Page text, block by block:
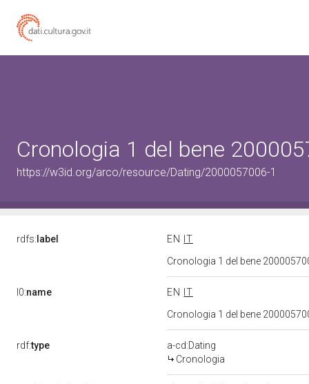
Cronologia 1 del bene
https://w3id.org/arco/resource/Dating/2000057006-1
rdfs: label EN
IT
Cronologia 1 del bene
l0:name EN
IT
Cronologia 1 del bene
rdf:type
a-cd:Dating
Cronologia